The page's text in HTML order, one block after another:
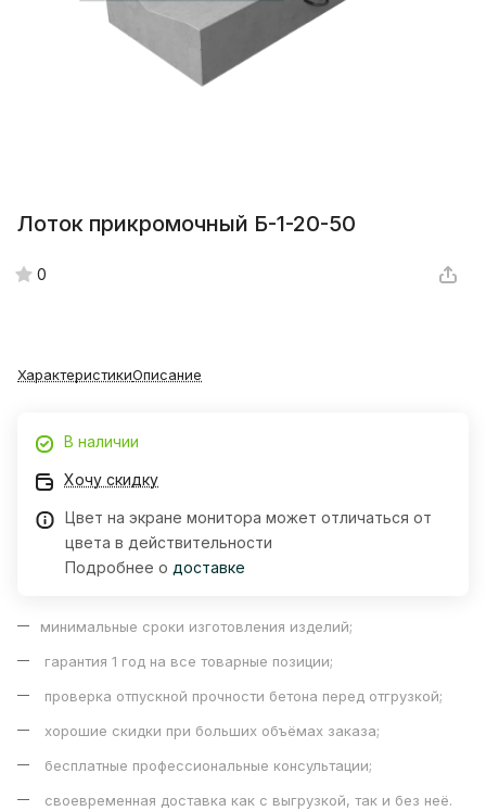
Лоток прикромочный Б-1-20-50
0
ХарактеристикиОписание
В наличии
Хочу скидку
Цвет на экране монитора может отличаться от
цвета в действительности
Подробнее о доставке
минимальные сроки изготовления изделий;
гарантия 1 год на все товарные позиции;
проверка отпускной прочности бетона перед отгрузкой;
хорошие скидки при больших объёмах заказа;
бесплатные профессиональные консультации;
своевременная доставка как с выгрузкой, так и без неё.